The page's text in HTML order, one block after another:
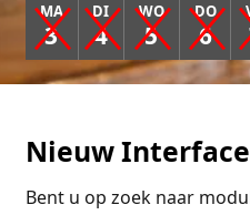
MA
3
DI
4
WO
5
DO
6
Nieuw Interface
Bent u op zoek naar